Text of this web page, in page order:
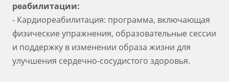
реабилитации:
- Кардиореабилитация: программа, включающая
физические упражнения, образовательные сессии
и поддержку в изменении образа жизни для
улучшения сердечно-сосудистого здоровья.